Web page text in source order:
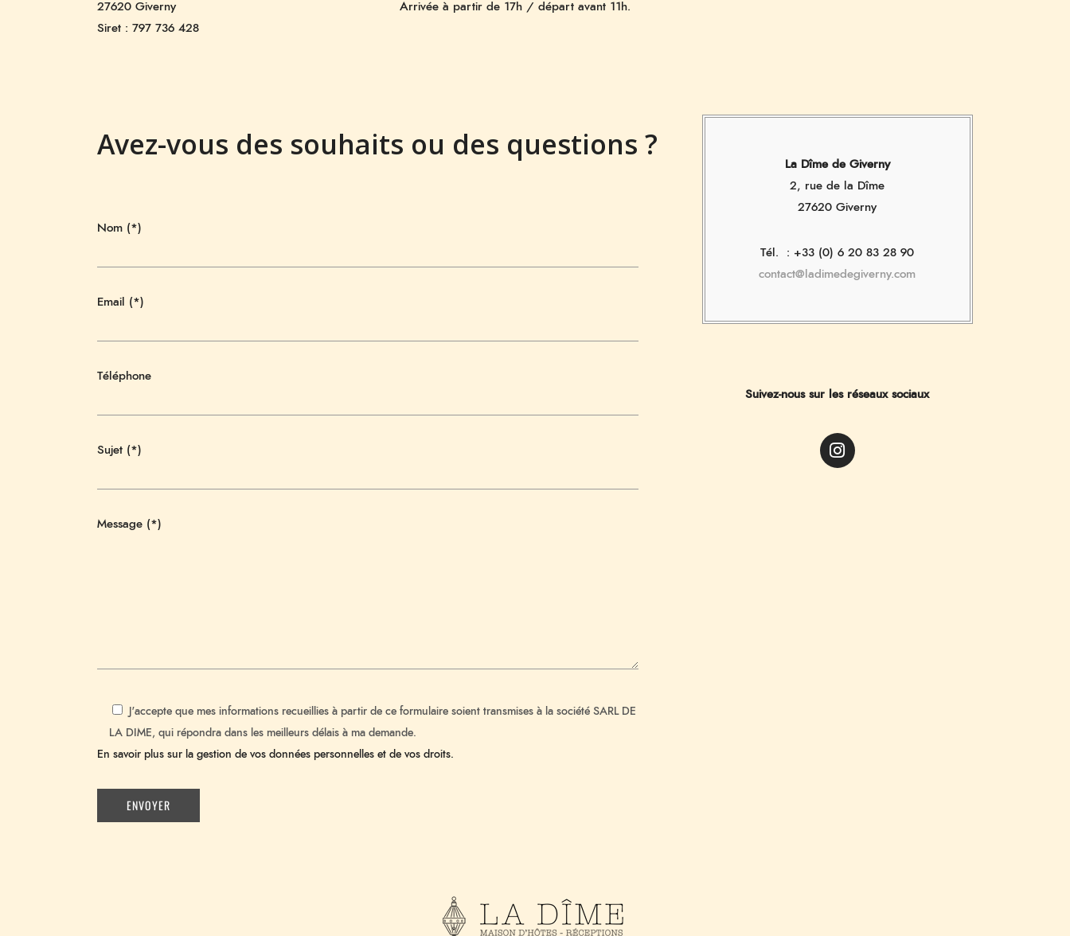
27620 Giverny
Siret : 797 736 428
Arrivée à partir de 17h / départ avant 11h.
Avez-vous des souhaits ou des questions ?
Nom (*)
Email (*)
Téléphone
Sujet (*)
Message (*)
J'accepte que mes informations recueillies à partir de ce formulaire soient transmises à la société SARL DE
LA DIME, qui répondra dans les meilleurs délais à ma demande.
En savoir plus sur la gestion de vos données personnelles et de vos droits.
La Dîme de Giverny
2, rue de la Dîme
27620 Giverny
Tél. : +33 (0) 6 20 83 28 90
contact@ladimedegiverny.com
Suivez-nous sur les réseaux sociaux